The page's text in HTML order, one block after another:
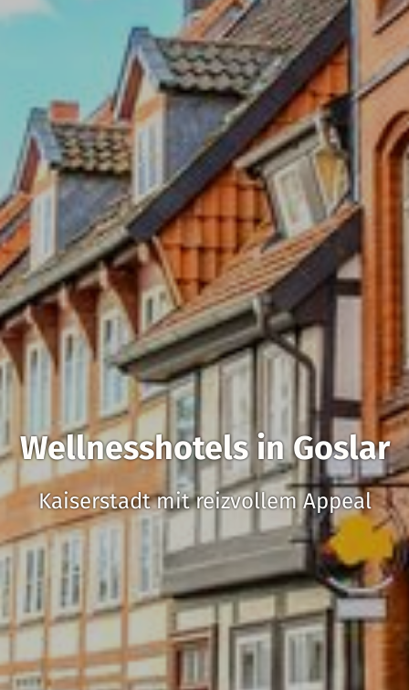
Wellnesshotels in Goslar
Kaiserstadt mit reizvollem Appeal